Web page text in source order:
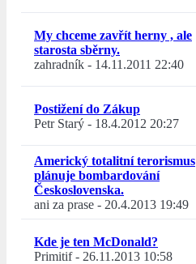
My chceme zavřít herny , ale
starosta sběrny.
zahradník - 14.11.2011 22:40
Postižení do Zákup
Petr Starý - 18.4.2012 20:27
Americký totalitní terorismus
plánuje bombardování
Československa.
ani za prase - 20.4.2013 19:49
Kde je ten McDonald?
Primitif- 26.11.2013 10:58